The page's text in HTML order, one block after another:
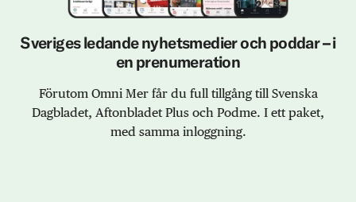
Sveriges ledande nyhetsmedier och poddar – i
en prenumeration
Förutom Omni Mer får du full tillgång till Svenska
Dagbladet, Aftonbladet Plus och Podme. I ett paket,
med samma inloggning.